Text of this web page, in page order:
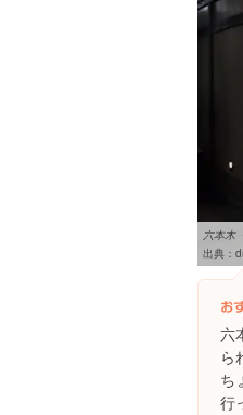
六本木
出典：
六
ら
ち
行